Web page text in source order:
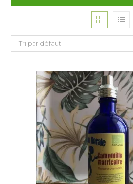
Tri par défaut